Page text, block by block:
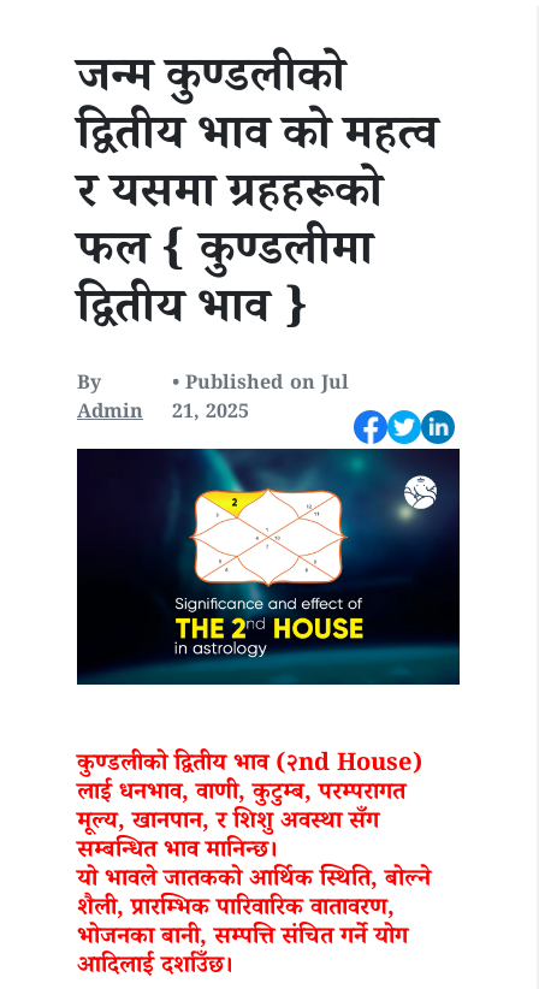
जन्म कुण्डलीको
द्वितीय भाव को महत्व
र यसमा ग्रहहरूको
फल { कुण्डलीमा
द्वितीय भाव }
By
Admin
• Published on Jul
21, 2025
कुण्डलीको द्वितीय भाव (२nd House)
लाई धनभाव, वाणी, कुटुम्ब, परम्परागत
मूल्य, खानपान, र शिशु अवस्था सँग
सम्बन्धित भाव मानिन्छ।
यो भावले जातकको आर्थिक स्थिति, बोल्ने
शैली, प्रारम्भिक पारिवारिक वातावरण,
भोजनका बानी, सम्पत्ति संचित गर्ने योग
आदिलाई दर्शाउँछ।